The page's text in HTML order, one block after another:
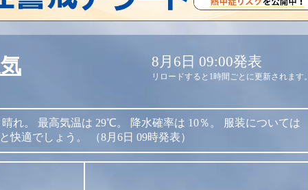
8月6日 09:00発表
リロードすると1時間ごとに更新されます。
晴れ。 最高気温は 29℃。 降水確率は 10％。
服装については
快適でしょう。
（8月6日 09時発表）